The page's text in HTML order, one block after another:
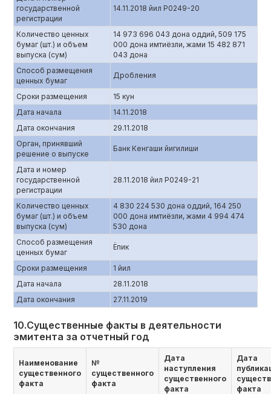
государственной
регистрации
14.11.2018 йил Р0249-20
Количество ценных
бумаг (шт.) и объем
выпуска (сум)
14 973 696 043 дона оддий, 509 175
000 дона имтиёзли, жами 15 482 871
043 дона
Способ размещения
ценных бумаг
Дробления
Сроки размещения
15 кун
Дата начала
14.11.2018
Дата окончания
29.11.2018
Орган, принявший
решение о выпуске
Банк Кенгаши йигилиши
Дата и номер
государственной
регистрации
28.11.2018 йил Р0249-21
Количество ценных
бумаг (шт.) и объем
выпуска (сум)
4 830 224 530 дона оддий, 164 250
000 дона имтиёзли, жами 4 994 474
530 дона
Способ размещения
ценных бумаг
Ёпик
Сроки размещения
1 йил
Дата начала
28.11.2018
Дата окончания
27.11.2019
10.Существенные факты в деятельности
эмитента за отчетный год
Наименование
существенного
факта
№
существенного
факта
Дата
наступления
существенного
факта
Дата
факта